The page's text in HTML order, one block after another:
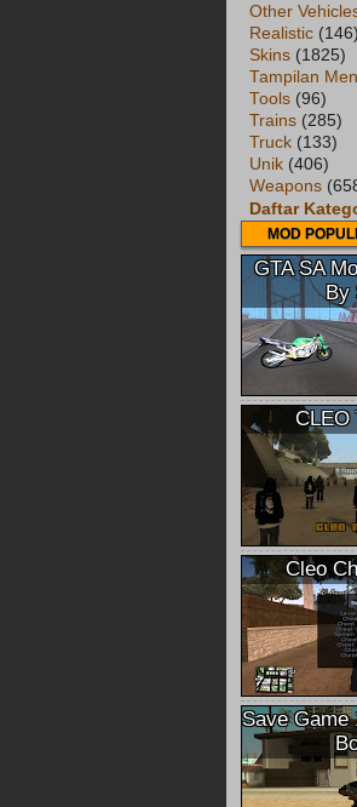
Other
Realistic (146)
Skins (1825)
Tampilan
Tools (96)
Trains (285)
Truck (133)
Unik (406)
Weapons
Daftar
MOD
GTA SA
By
CLEO
Cleo
Save Game